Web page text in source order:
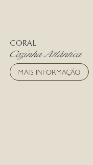
CORAL
Cozinha Atlântica
MAIS INFORMAÇÃO